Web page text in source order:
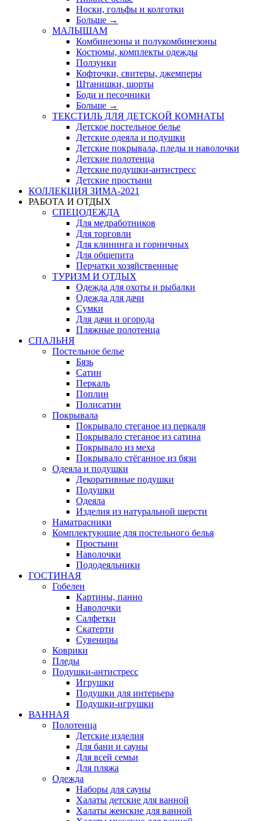
Носки, гольфы и колготки
Больше →
МАЛЫШАМ
Комбинезоны и полукомбинезоны
Костюмы, комплекты одежды
Ползунки
Кофточки, свитеры, джемперы
Штанишки, шорты
Боди и песочники
Больше →
ТЕКСТИЛЬ ДЛЯ ДЕТСКОЙ КОМНАТЫ
Детское постельное белье
Детские одеяла и подушки
Детские покрывала, пледы и наволочки
Детские полотенца
Детские подушки-антистресс
Детские простыни
КОЛЛЕКЦИЯ ЗИМА-2021
РАБОТА И ОТДЫХ
СПЕЦОДЕЖДА
Для медработников
Для торговли
Для клининга и горничных
Для общепита
Перчатки хозяйственные
ТУРИЗМ И ОТДЫХ
Одежда для охоты и рыбалки
Одежда для дачи
Сумки
Для дачи и огорода
Пляжные полотенца
СПАЛЬНЯ
Постельное белье
Бязь
Сатин
Перкаль
Поплин
Полисатин
Покрывала
Покрывало стеганое из перкаля
Покрывало стеганое из сатина
Покрывало из меха
Покрывало стёганное из бязи
Одеяла и подушки
Декоративные подушки
Подушки
Одеяла
Изделия из натуральной шерсти
Наматраcники
Комплектующие для постельного белья
Простыни
Наволочки
Пододеяльники
ГОСТИНАЯ
Гобелен
Картины, панно
Наволочки
Салфетки
Скатерти
Сувениры
Коврики
Пледы
Подушки-антистресс
Игрушки
Подушки для интерьера
Подушки-игрушки
ВАННАЯ
Полотенца
Детские изделия
Для бани и сауны
Для всей семьи
Для пляжа
Одежда
Наборы для сауны
Халаты детские для ванной
Халаты женские для ванной